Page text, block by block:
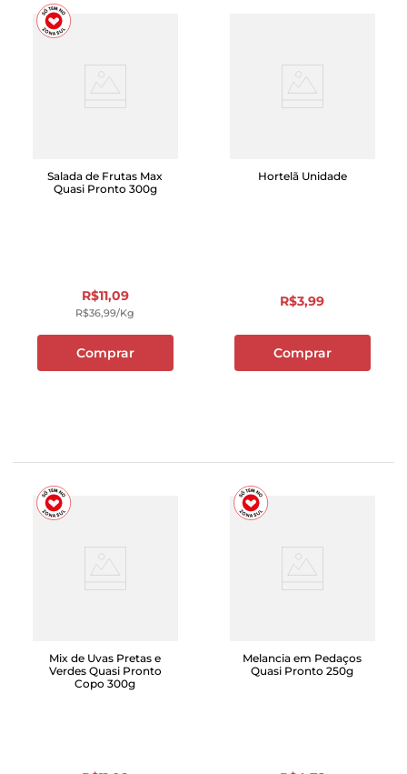
Salada de Frutas Max
Quasi Pronto 300g
R$11,09
R$36,99/kg
Comprar
Hortelã Unidade
R$3,99
Comprar
Mix de Uvas Pretas e
Verdes Quasi Pronto
Copo 300g
Melancia em Pedaços
Quasi Pronto 250g